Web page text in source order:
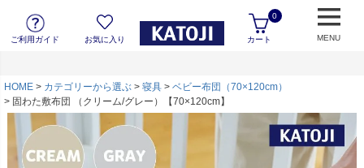
ご利用ガイド お気に入り カート
0
MENU
HOME カテゴリーから選ぶ 寝具
ベビー布団（70×120cm）
固わた敷布団 （クリーム/グレー）【70×120cm】